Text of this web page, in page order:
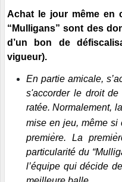
Achat le jour même en
“ Mulligans” sont des
d ’un bon de
vigueur).
En partie amicale, s’
s'accorder le droit
ratée. Normalement,
mise en jeu, même si
premiere. La premie
particularité du “
l’équipe qui décide